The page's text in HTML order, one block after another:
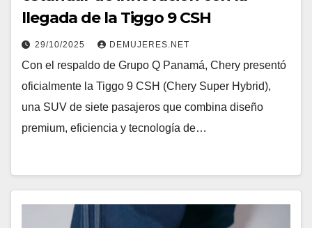
llegada de la Tiggo 9 CSH
29/10/2025 DEMUJERES.NET
Con el respaldo de Grupo Q Panamá, Chery presentó
oficialmente la Tiggo 9 CSH (Chery Super Hybrid),
una SUV de siete pasajeros que combina diseño
premium, eficiencia y tecnología de…